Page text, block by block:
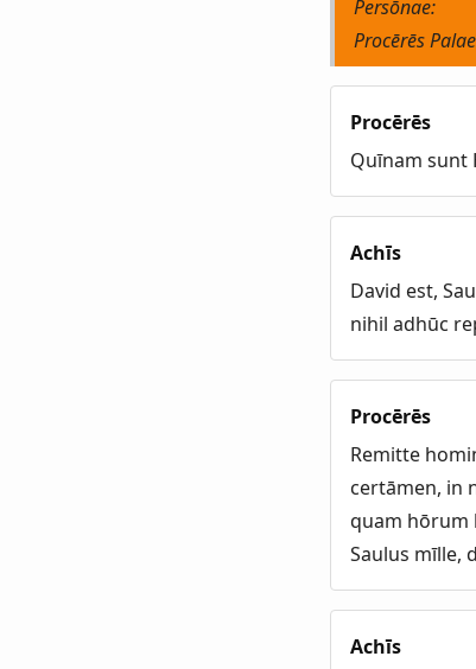
Persōnae:
Procērēs
Procērēs
Quīnam sunt
Achīs
David est,
nihil adhūc
Procērēs
Remitte
certāmen, in
quam hōrum
Saulus mīlle,
Achīs